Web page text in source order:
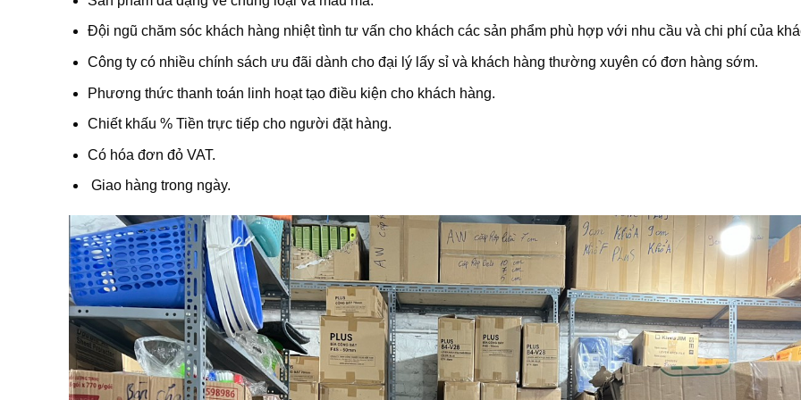
Đội ngũ chăm sóc khách hàng nhiệt tình tư vấn cho khách các sản phẩm phù hợp với nhu cầu và chi phí của
Công ty có nhiều chính sách ưu đãi dành cho đại lý lấy sỉ và khách hàng thường xuyên có đơn hàng sớm.
Phương thức thanh toán linh hoạt tạo điều kiện cho khách hàng.
Chiết khấu % Tiền trực tiếp cho người đặt hàng.
Có hóa đơn đỏ VAT.
Giao hàng trong ngày.